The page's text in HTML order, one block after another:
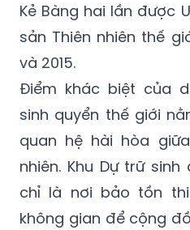
Kẻ Bàng hai lần được
sản Thiên nhiên thế
và 2015.
Điểm khác biệt của
sinh quyển thế giới
quan hệ hài hòa
nhiên. Khu Dự trữ
chỉ là nơi bảo tồn
không gian để cộng